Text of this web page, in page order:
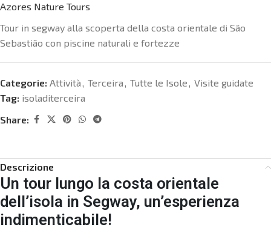
Azores Nature Tours
Tour in segway alla scoperta della costa orientale di São
Sebastião con piscine naturali e fortezze
Categorie: Attività, Terceira, Tutte le Isole, Visite guidate
Tag: isoladiterceira
Share:
Descrizione
Un tour lungo la costa orientale
dell’isola in Segway, un’esperienza
indimenticabile!